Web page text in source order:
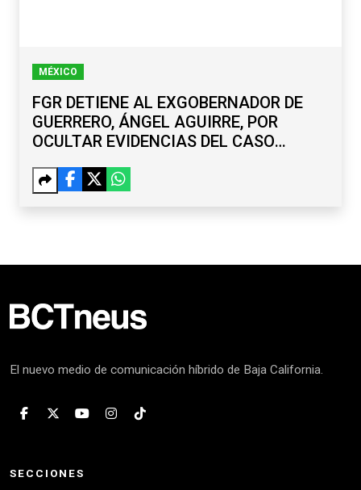
MÉXICO
FGR DETIENE AL EXGOBERNADOR DE
GUERRERO, ÁNGEL AGUIRRE, POR
OCULTAR EVIDENCIAS DEL CASO
El nuevo medio de comunicación híbrido de Baja California.
SECCIONES